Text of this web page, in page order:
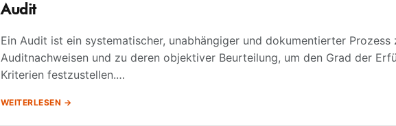
Audit
Ein Audit ist ein systematischer, unabhängiger und dokumentierter Prozess
Auditnachweisen und zu deren objektiver Beurteilung, um den Grad der
Kriterien festzustellen.…
WEITERLESEN